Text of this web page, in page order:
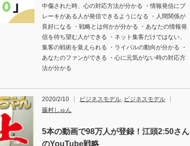
中傷された時、心の対応方法が分かる ・情報発信にブ
レーキがある人が発信できるようになる ・人間関係が
良好になる ・戦略とは何かが分かる ・あなたの情報発
信を待ち望む人ができる ・ネット集客だけではない、
集客の戦術を覚えられる ・ライバルの動向が分かる ・
あなたのファンができる ・心に元気がない時の対応方
法が分かる
2020/2/10 ビジネスモデル, ビジネスモデル
藤村しゅん
5本の動画で98万人が登録！江頭2:50さん
のYouTube戦略